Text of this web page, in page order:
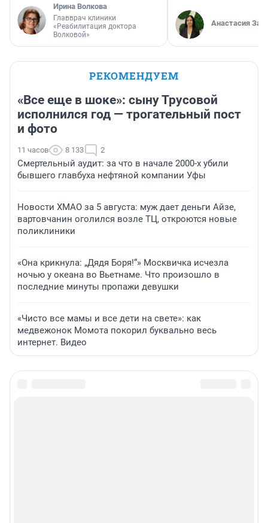
Ирина Волкова
Главврач клиники
«Реабилитация доктора
Волковой»
Анастасия
РЕКОМЕНДУЕМ
«Все еще в шоке»: сыну Трусовой
исполнился год — трогательный пост
и фото
11 часов 8 133 2
Смертельный аудит: за что в начале 2000-х убили
бывшего главбуха нефтяной компании Уфы
Новости ХМАО за 5 августа: муж дает деньги Айзе,
вартовчанин оголился возле ТЦ, откроются новые
поликлиники
«Она крикнула: „Дядя Боря!“» Москвичка исчезла
ночью у океана во Вьетнаме. Что произошло в
последние минуты пропажи девушки
«Чисто все мамы и все дети на свете»: как
медвежонок Момота покорил буквально весь
интернет. Видео